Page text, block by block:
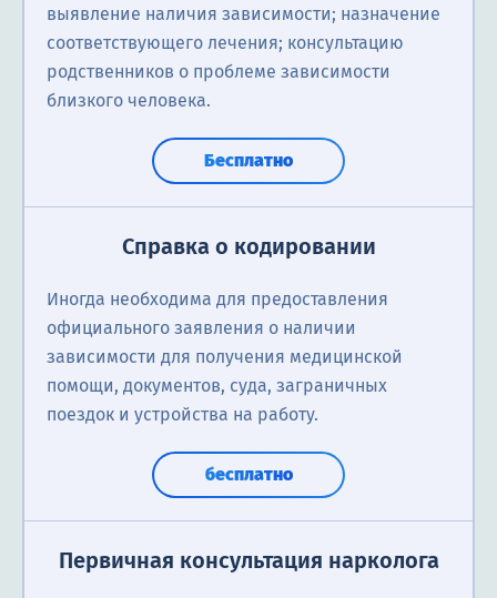
выявление наличия зависимости; назначение
соответствующего лечения; консультацию
родственников о проблеме зависимости
близкого человека.
Бесплатно
Справка о кодировании
Иногда необходима для предоставления
официального заявления о наличии
зависимости для получения медицинской
помощи, документов, суда, заграничных
поездок и устройства на работу.
бесплатно
Первичная консультация нарколога